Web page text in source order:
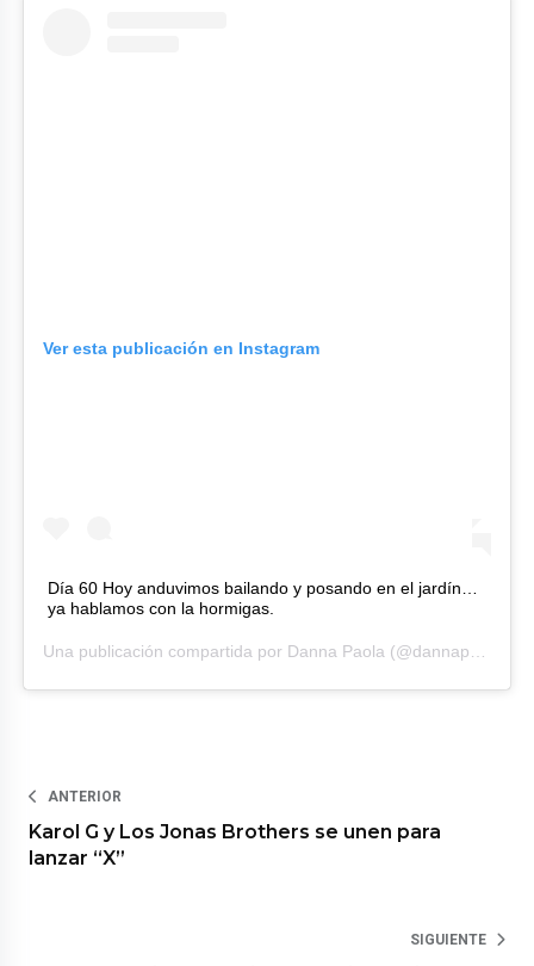
Ver esta publicación en Instagram
Día 60 Hoy anduvimos bailando y posando en el jardín…
ya hablamos con la hormigas.
Una publicación compartida por Danna Paola (@dannapaola) el
ANTERIOR
Karol G y Los Jonas Brothers se unen para
lanzar “X”
SIGUIENTE